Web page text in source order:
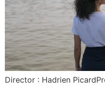
Director : Hadrien